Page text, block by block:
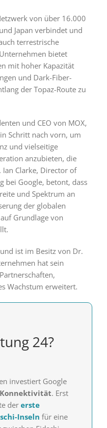
von über 16.000
Japan verbindet und
terrestrische
bietet
mit hoher Kapazität
und Dark-Fiber-
der Topaz-Route zu
und CEO von MOX,
Schritt nach vorn, um
und vielseitige
anzubieten, die
Ian Clarke, Director of
bei Google, betont, dass
und Spektrum an
der globalen
Grundlage von
ist im Besitz von Dr.
hat sein
Wachstum erweitert.
24?
investiert Google
. Erst
der erste
Inseln für eine